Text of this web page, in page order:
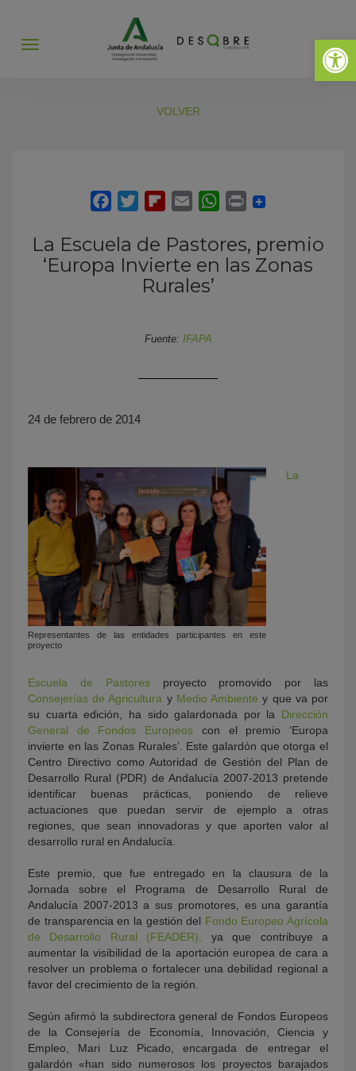
Abrir
Abrir
VOLVER
La Escuela de Pastores, premio
‘Europa Invierte en las Zonas
Rurales’
Fuente: IFAPA
24 de febrero de 2014
Representantes de las entidades participantes en este
proyecto
La
Escuela de Pastoresproyecto promovido por las
Consejerías de Agricultura y Medio Ambiente y que va por
su cuarta edición, ha sido galardonada por la Dirección
General de Fondos Europeos con el premio ‘Europa
invierte en las Zonas Rurales’. Este galardón que otorga el
Centro Directivo como Autoridad de Gestión del Plan de
Desarrollo Rural (PDR) de Andalucía 2007-2013 pretende
identificar buenas prácticas, poniendo de relieve
actuaciones que puedan servir de ejemplo a otras
regiones, que sean innovadoras y que aporten valor al
desarrollo rural en Andalucía.
Este premio, que fue entregado en la clausura de la
Jornada sobre el Programa de Desarrollo Rural de
Andalucía 2007-2013 a sus promotores, es una garantía
de transparencia en la gestión del Fondo Europeo Agrícola
de Desarrollo Rural (FEADER),
ya que contribuye a
aumentar la visibilidad de la aportación europea de cara a
resolver un problema o fortalecer una debilidad regional a
favor del crecimiento de la región.
Según afirmó la subdirectora general de Fondos Europeos
de la Consejería de Economía, Innovación, Ciencia y
Empleo, Mari Luz Picado, encargada de entregar el
galardón «han sido numerosos los proyectos barajados